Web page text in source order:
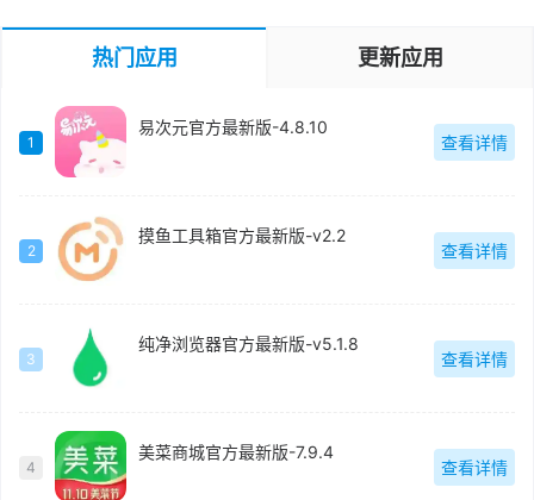
热门应用 更新应用
1
易次元官方最新版-4.8.10
查看详情
2
摸鱼工具箱官方最新版-v2.2
查看详情
3
纯净浏览器官方最新版-v5.1.8
查看详情
4
美菜商城官方最新版-7.9.4
查看详情